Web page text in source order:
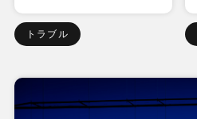
トラブル